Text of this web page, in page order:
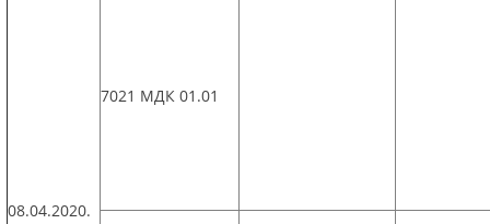
08.04.2020.
7021 МДК 01.01